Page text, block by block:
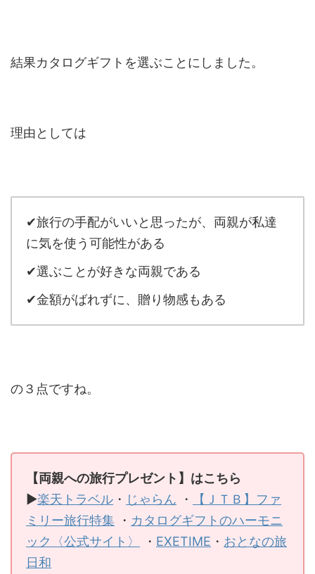
結果カタログギフトを選ぶことにしました。
理由としては
✔旅行の手配がいいと思ったが、両親が私達
に気を使う可能性がある
✔選ぶことが好きな両親である
✔金額がばれずに、贈り物感もある
の３点ですね。
【両親への旅行プレゼント】はこちら
▶楽天トラベル ・ じゃらん ・
【ＪＴＢ】ファ
ミリー旅行特集 ・ カタログギフトのハーモニ
ック〈公式サイト〉
・ EXETIME ・ おとなの旅
日和